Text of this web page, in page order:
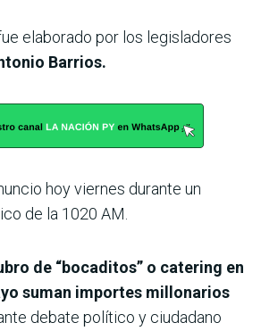
elaborado por los legisladores
Barrios.
hoy viernes durante un
de la 1020 AM.
de “bocaditos” o catering en
suman importes millonarios
debate político y ciudadano